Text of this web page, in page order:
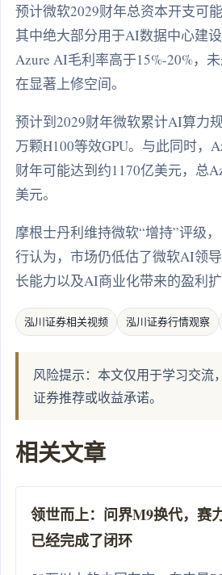
预计微软2029财年总资本开支可
其中绝大部分用于AI数据中心建
Azure AI毛利率高于15%-20%，
在显著上修空间。
预计到2029财年微软累计AI算力
万颗H100等效GPU。与此同时，
财年可能达到约1170亿美元，总
美元。
摩根士丹利维持微软“增持”评级
行认为，市场仍低估了微软AI领
长能力以及AI商业化带来的盈利扩
泓川证券相关视频 泓川证券行情观察
风险提示：本文仅用于学习交流
证券推荐或收益承诺。
相关文章
领世而上：问界M9换代，赛
已经完成了闭环